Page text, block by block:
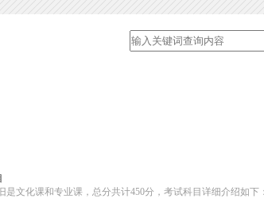
是文化课和专业课，总分共计450分，考试科目详细介绍如下